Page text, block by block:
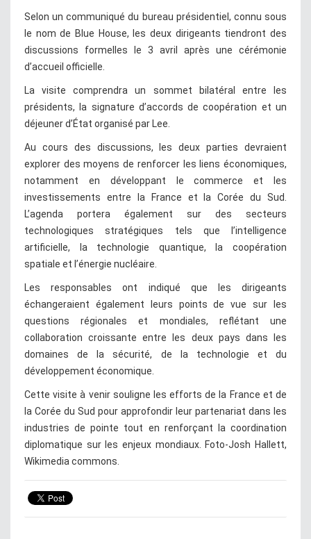
Selon un communiqué du bureau présidentiel, connu sous
le nom de Blue House, les deux dirigeants tiendront des
discussions formelles le 3 avril après une cérémonie
d’accueil officielle.
La visite comprendra un sommet bilatéral entre les
présidents, la signature d’accords de coopération et un
déjeuner d’État organisé par Lee.
Au cours des discussions, les deux parties devraient
explorer des moyens de renforcer les liens économiques,
notamment en développant le commerce et les
investissements entre la France et la Corée du Sud.
L’agenda portera également sur des secteurs
technologiques stratégiques tels que l’intelligence
artificielle, la technologie quantique, la coopération
spatiale et l’énergie nucléaire.
Les responsables ont indiqué que les dirigeants
échangeraient également leurs points de vue sur les
questions régionales et mondiales, reflétant une
collaboration croissante entre les deux pays dans les
domaines de la sécurité, de la technologie et du
développement économique.
Cette visite à venir souligne les efforts de la France et de
la Corée du Sud pour approfondir leur partenariat dans les
industries de pointe tout en renforçant la coordination
diplomatique sur les enjeux mondiaux. Foto-Josh Hallett,
Wikimedia commons.